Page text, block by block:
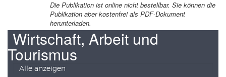
Die Publikation ist online nicht bestellbar. Sie können die
Publikation aber kostenfrei als PDF-Dokument
herunterladen.
Wirtschaft, Arbeit und
Tourismus
Alle anzeigen